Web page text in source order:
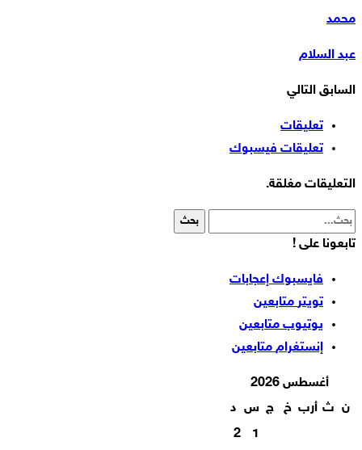
محمد
عبد السلام
السابق التالي
تعليقات
تعليقات فيسبوك
التعليقات مغلقة.
تابعونا على !
فايسبوك إعجابات
تويتر متابعين
يوتيوب متابعين
إنستغرام متابعين
أغسطس 2026
ن ث أرب خ ج س د
1
2